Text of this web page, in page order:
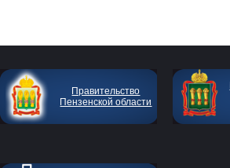
Правительство
Пензенской области